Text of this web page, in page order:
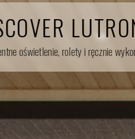
oświetlenie, rolety i ręcznie